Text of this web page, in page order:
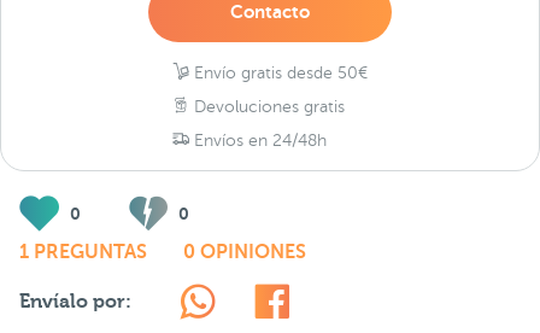
Contacto
Envío gratis desde 50€
Devoluciones gratis
Envíos en 24/48h
0 0
1 PREGUNTAS 0 OPINIONES
Envíalo por: